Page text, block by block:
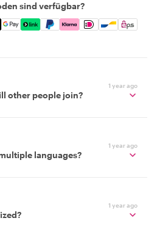
sind verfügbar?
Discover, Apple Pay, Google
1 year ago
other people join?
1 year ago
languages?
1 year ago